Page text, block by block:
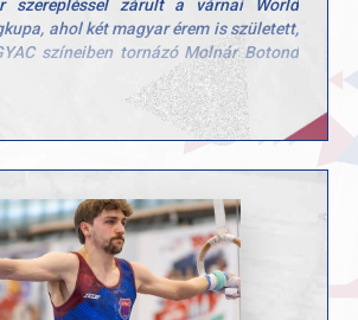
szerepléssel zárult a várnai World
ahol két magyar érem is született,
színeiben tornázó Molnár Botond
pontos gyakorlatával a dobogó
állhatott a nemzetközi mezőnyben. A
ott végül a 4. helyen zárt.
és edzőjének, Pisák Tamásnak a
További hasonló sikereket